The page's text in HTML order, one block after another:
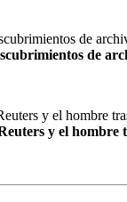
de
y el hombre